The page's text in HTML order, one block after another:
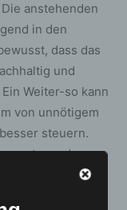
anstehenden
in den
dass das
und
Weiter-so kann
von unnötigem
steuern.
oder
Gesetzlichen
alle Entlastungen